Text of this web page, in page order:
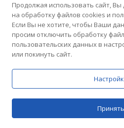
Цены
РЕЙТИНГ
Домашний Доктор
Продолжая использовать сайт,
на обработку файлов cookies и
Если Вы не хотите, чтобы Ваши
просим отключить обработку
пользовательских данных в
или покинуть сайт.
Принять